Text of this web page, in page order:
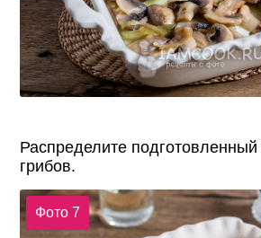
Распределите
грибов.
Фото 7